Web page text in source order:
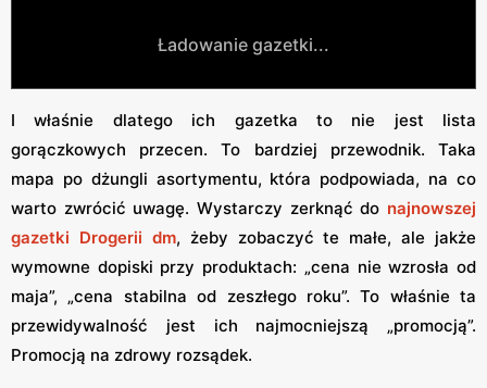
Ładowanie gazetki...
I właśnie dlatego ich gazetka to nie jest lista
gorączkowych przecen. To bardziej przewodnik. Taka
mapa po dżungli asortymentu, która podpowiada, na co
warto zwrócić uwagę. Wystarczy zerknąć do najnowszej
gazetki Drogerii dm, żeby zobaczyć te małe, ale jakże
wymowne dopiski przy produktach: „cena nie wzrosła od
maja”, „cena stabilna od zeszłego roku”. To właśnie ta
przewidywalność jest ich najmocniejszą „promocją”.
Promocją na zdrowy rozsądek.